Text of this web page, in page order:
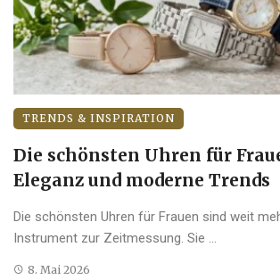
TRENDS & INSPIRATION
Die schönsten Uhren für
Eleganz und moderne Trends
Die schönsten Uhren für Frauen sind weit
Instrument zur Zeitmessung. Sie ...
8. Mai 2026